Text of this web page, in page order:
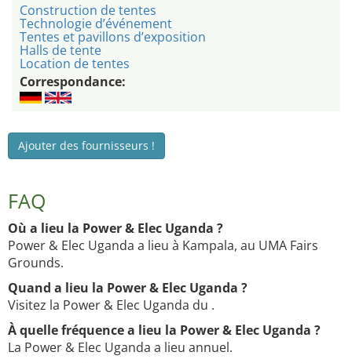
Construction de tentes
Technologie d’événement
Tentes et pavillons d’exposition
Halls de tente
Location de tentes
Correspondance:
Ajouter des fournisseurs !
FAQ
Où a lieu la Power & Elec Uganda ?
Power & Elec Uganda a lieu à Kampala, au UMA Fairs
Grounds.
Quand a lieu la Power & Elec Uganda ?
Visitez la Power & Elec Uganda du .
À quelle fréquence a lieu la Power & Elec Uganda ?
La Power & Elec Uganda a lieu annuel.